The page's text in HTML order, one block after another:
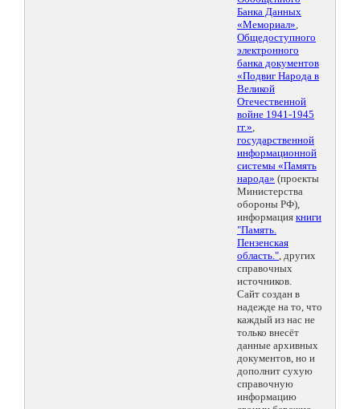
Банка Данных
«Мемориал»,
Общедоступного
электронного
банка документов
«Подвиг Народа в
Великой
Отечественной
войне 1941-1945
гг.»,
государственной
информационной
системы «Память
народа» (проекты
Министерства
обороны РФ),
информация книги
"Память.
Пензенская
область.", других
справочных
источников.
Сайт создан в
надежде на то, что
каждый из нас не
только внесёт
данные архивных
документов, но и
дополнит сухую
справочную
информацию